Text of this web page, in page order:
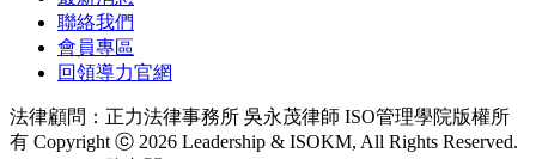
聯絡我們
會員專區
回領導力官網
法律顧問：正力法律事務所 吳永茂律師 ISO管理學院版權所
有 Copyright ⓒ 2026 Leadership & ISOKM, All Rights Reserved.